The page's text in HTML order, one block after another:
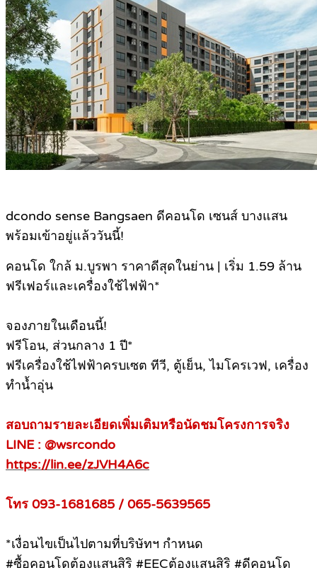
dcondo sense Bangsaen ดีคอนโด เซนส์ บางแสน
พร้อมเข้าอยู่แล้ววันนี้!
คอนโด ใกล้ ม.บูรพา ราคาดีสุดในย่าน | เริ่ม 1.59 ล้าน
ฟรีเฟอร์และเครื่องใช้ไฟฟ้า*
จองภายในเดือนนี้!
ฟรีโอน, ส่วนกลาง 1 ปี*
ฟรีเครื่องใช้ไฟฟ้าครบเซต ทีวี, ตู้เย็น, ไมโครเวฟ, เครื่อง
ทำน้ำอุ่น
สอบถามรายละเอียดเพิ่มเติมหรือนัดชมโครงการจริง
LINE : @wsrcondo
https://lin.ee/zJVH4A6c
โทร 093-1681685 / 065-5639565
*เงื่อนไขเป็นไปตามที่บริษัทฯ กำหนด
#ซื้อคอนโดต้องแสนสิริ #EECต้องแสนสิริ #ดีคอนโด